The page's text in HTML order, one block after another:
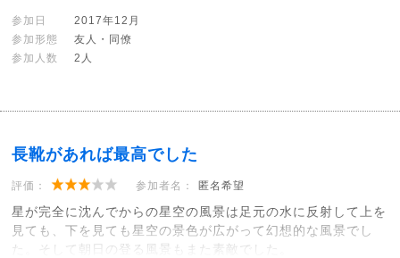
参加日
2017年12月
参加形態
友人・同僚
参加人数
2人
長靴があれば最高でした
評価： 参加者名： 匿名希望
星が完全に沈んでからの星空の風景は足元の水に反射して上を
見ても、下を見ても星空の景色が広がって幻想的な風景でし
た。そして朝日の登る風景もまた素敵でした。